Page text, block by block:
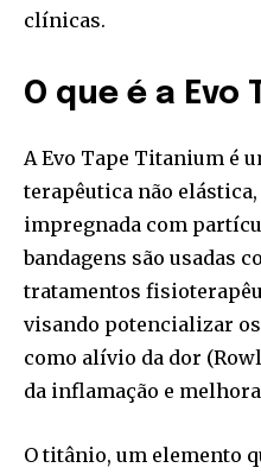
clínicas.
O que é a Evo
A Evo Tape Titanium é
terapêutica não
impregnada com
bandagens são usadas
tratamentos
visando potencializar
como alívio da dor
da inflamação e
O titânio, um elemento